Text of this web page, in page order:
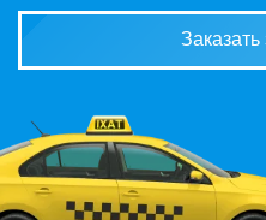
Заказать